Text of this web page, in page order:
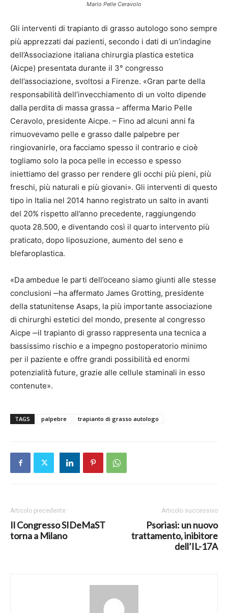
Mario Pelle Ceravolo
Gli interventi di trapianto di grasso autologo sono sempre
più apprezzati dai pazienti, secondo i dati di un’indagine
dell’Associazione italiana chirurgia plastica estetica
(Aicpe) presentata durante il 3° congresso
dell’associazione, svoltosi a Firenze. «Gran parte della
responsabilità dell’invecchiamento di un volto dipende
dalla perdita di massa grassa – afferma Mario Pelle
Ceravolo, presidente Aicpe. – Fino ad alcuni anni fa
rimuovevamo pelle e grasso dalle palpebre per
ringiovanirle, ora facciamo spesso il contrario e cioè
togliamo solo la poca pelle in eccesso e spesso
iniettiamo del grasso per rendere gli occhi più pieni, più
freschi, più naturali e più giovani». Gli interventi di questo
tipo in Italia nel 2014 hanno registrato un salto in avanti
del 20% rispetto all’anno precedente, raggiungendo
quota 28.500, e diventando così il quarto intervento più
praticato, dopo liposuzione, aumento del seno e
blefaroplastica.
«Da ambedue le parti dell’oceano siamo giunti alle stesse
conclusioni ‒ha affermato James Grotting, presidente
della statunitense Asaps, la più importante associazione
di chirurghi estetici del mondo, presente al congresso
Aicpe ‒il trapianto di grasso rappresenta una tecnica a
bassissimo rischio e a impegno postoperatorio minimo
per il paziente e offre grandi possibilità ed enormi
potenzialità future, grazie alle cellule staminali in esso
contenute».
TAGS palpebre trapianto di grasso autologo
Articolo precedente
Il Congresso SIDeMaST
torna a Milano
Articolo successivo
Psoriasi: un nuovo
trattamento, inibitore
dell’IL-17A